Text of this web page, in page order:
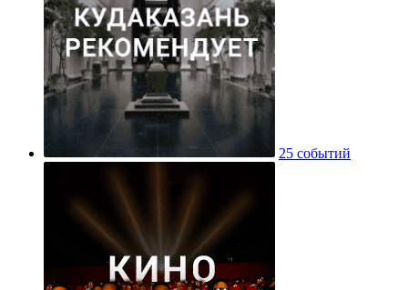
25 событий